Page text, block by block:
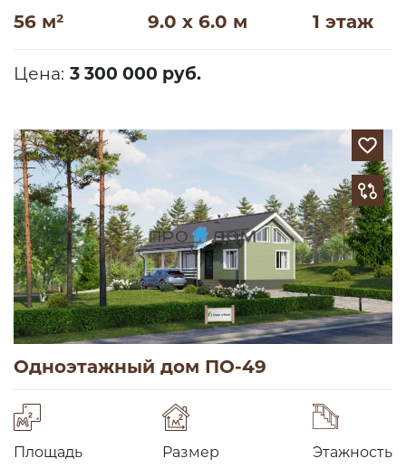
56 м² 9.0 x 6.0 м 1 этаж
Цена: 3 300 000 руб.
Одноэтажный дом ПО-49
Площадь Размер Этажность